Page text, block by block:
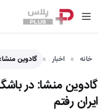
خانه اخبار گادوین
گادوین منشا: در
ایران رفتم